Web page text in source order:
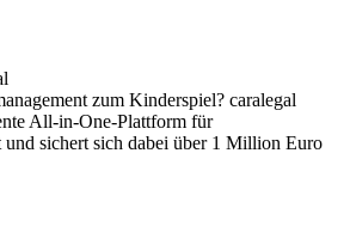
zum Kinderspiel? caralegal
All-in-One-Plattform für
sichert sich dabei über 1 Million Euro